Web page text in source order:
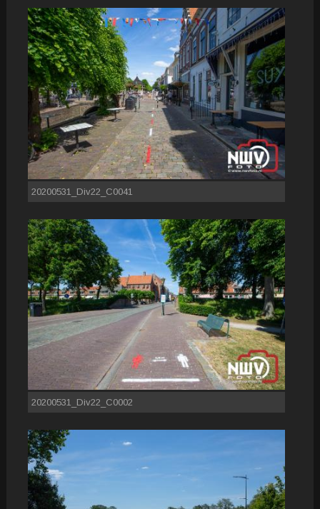
20200531_Div22_C0041
20200531_Div22_C0002